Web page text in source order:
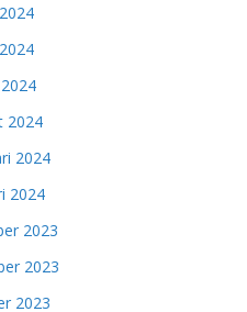
2024
2024
2024
2023
2023
2023